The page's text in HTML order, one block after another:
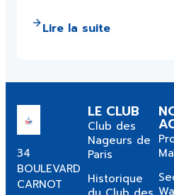
Lire la suite
34
BOULEVARD
CARNOT
LE CLUB
Club des
Nageurs de
Paris
Historique